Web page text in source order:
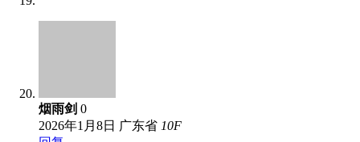
烟雨剑 0
2026年1月8日 广东省 10F